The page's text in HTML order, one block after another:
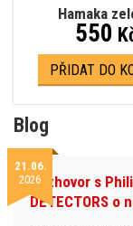
Hamaka
550
PŘIDAT DO
Blog
21.06.
2026Rozhovor s
DETECTORS o